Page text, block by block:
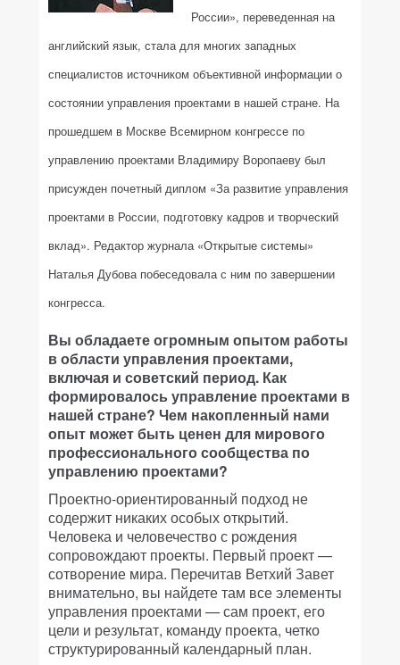
России», переведенная на
английский язык, стала для многих западных
специалистов источником объективной информации о
состоянии управления проектами в нашей стране. На
прошедшем в Москве Всемирном конгрессе по
управлению проектами Владимиру Воропаеву был
присужден почетный диплом «За развитие управления
проектами в России, подготовку кадров и творческий
вклад». Редактор журнала «Открытые системы»
Наталья Дубова побеседовала с ним по завершении
конгресса.
Вы обладаете огромным опытом работы
в области управления проектами,
включая и советский период. Как
формировалось управление проектами в
нашей стране? Чем накопленный нами
опыт может быть ценен для мирового
профессионального сообщества по
управлению проектами?
Проектно-ориентированный подход не
содержит никаких особых открытий.
Человека и человечество с рождения
сопровождают проекты. Первый проект —
сотворение мира. Перечитав Ветхий Завет
внимательно, вы найдете там все элементы
управления проектами — сам проект, его
цели и результат, команду проекта, четко
структурированный календарный план.